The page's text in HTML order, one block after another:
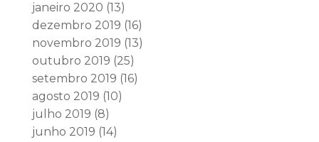
janeiro 2020 (13)
dezembro 2019 (16)
novembro 2019 (13)
outubro 2019 (25)
setembro 2019 (16)
agosto 2019 (10)
julho 2019 (8)
junho 2019 (14)